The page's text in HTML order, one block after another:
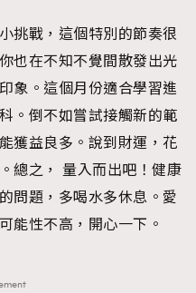
挑戰，這個特別的節奏很
也在不知不覺間散發出光
象。這個月份適合學習進
。倒不如嘗試接觸新的範
獲益良多。說到財運，花
總之， 量入而出吧！健康
問題，多喝水多休息。愛
能性不高，開心一下。